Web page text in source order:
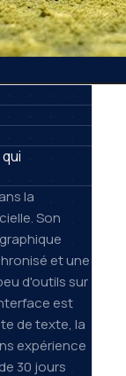
la
Son
et une
d'outils sur
est
de texte, la
expérience
30 jours